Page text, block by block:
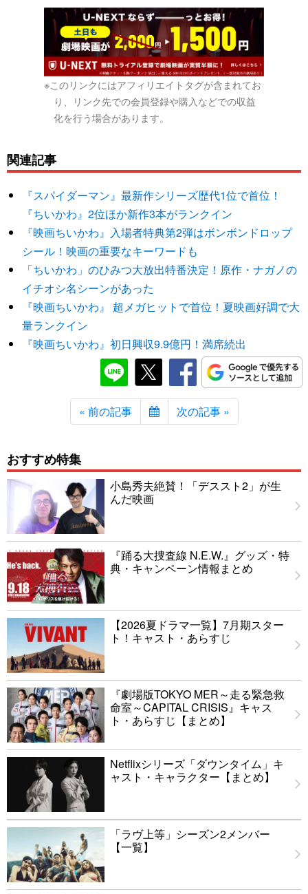
※このリンクにはアフィリエイトタグが含まれてお
り、リンク先での会員登録や購入などでの収益
化を行う場合があります。
関連記事
『スパイダーマン』最新作シリーズ歴代1位で首位！
『ちいかわ』2位ほか新作3本がランクイン
『映画ちいかわ』入場者特典第2弾はボンボンドロップ
シール！映画の重要なキーワードも
「ちいかわ」のひみつ大放出特番決定！原作・ナガノの
イチオシ名シーンがあった
『映画ちいかわ』 超メガヒットで首位！夏映画好調で大
量ランクイン
『映画ちいかわ』初日興収9.9億円！満席続出
« 前の記事 次の記事 »
おすすめ特集
小島秀夫絶賛！「デススト2」が生
んだ映画
『踊る大捜査線 N.E.W.』グッズ・特
典・キャンペーン情報まとめ
【2026夏ドラマ一覧】7月期スター
ト！キャスト・あらすじ
『劇場版TOKYO MER～走る緊急救
命室～CAPITAL CRISIS』キャス
ト・あらすじ【まとめ】
Netflixシリーズ「ダウンタイム」キ
ャスト・キャラクター【まとめ】
「ラヴ上等」シーズン2メンバー
【一覧】